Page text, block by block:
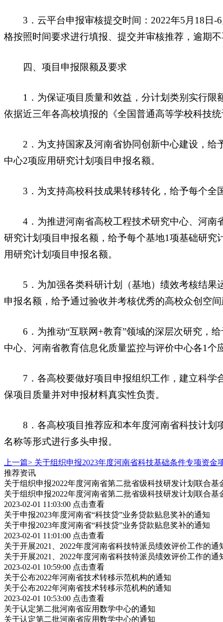
3．云平台申报审核提交时间：2022年5月18日-6
格按照时间要求进行填报、提交并审核推荐，逾期
四、项目申报限额及要求
1．为保证项目质量和效益，分计划类别实行限
依据近三年各高校填报的《全国普通高等学校科技
2．为支持国家及河南省协同创新中心建设，给
中心2项应用研究计划项目申报名额。
3．为支持高校科技成果转移转化，给予每个全
4．为推进河南省高校工程技术研究中心、河南
研究计划项目申报名额，给予每个基地1项基础研
用研究计划项目申报名额。
5．为加强各类科研计划（基地）绩效考核结果
申报名额，给予通过验收并考核优秀的高校众创空
6．为推动“互联网+教育”领域的深层次研究，给
中心、河南省教育信息化质量监控与评价中心各1个
7．各高校要做好项目申报组织工作，建立科学
保项目质量并对申报材料真实性负责。
8．各高校项目推荐应和本年度河南省科技计划
名称等形式进行多头申报。
上一篇> 关于组织申报2023年度河南省科技基础条件专项资金
推荐资讯
关于组织申报2022年度河南省第二批省级科技研发计划联合基
关于组织申报2022年度河南省第二批省级科技研发计划联合基
2023-02-01 11:03:00 点击查看
关于申报2023年度河南省“科技贷”业务贷款贴息奖补的通知
关于申报2023年度河南省“科技贷”业务贷款贴息奖补的通知
2023-02-01 11:01:00 点击查看
关于开展2021、2022年度河南省科技特派员绩效评价工作的通
关于开展2021、2022年度河南省科技特派员绩效评价工作的通
2023-02-01 10:59:00 点击查看
关于公布2022年河南省技术转移示范机构的通知
关于公布2022年河南省技术转移示范机构的通知
2023-02-01 10:53:00 点击查看
关于认定第二批河南省应用数学中心的通知
关于认定第二批河南省应用数学中心的通知